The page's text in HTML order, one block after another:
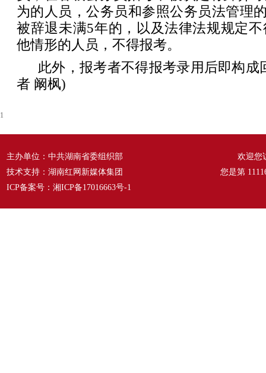
为的人员，公务员和参照公务员法管理
被辞退未满5年的，以及法律法规规定
他情形的人员，不得报考。
此外，报考者不得报考录用后即构成
者 阚枫)
1
主办单位：中共湖南省委组织部
技术支持：湖南红网新媒体集团
ICP备案号： 湘ICP备17016663号-1
欢迎您
您是第